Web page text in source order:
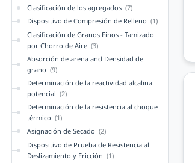
Clasificación de los agregados (7)
Dispositivo de Compresión de Relleno (1)
Clasificación de Granos Finos - Tamizado
por Chorro de Aire (3)
Absorción de arena and Densidad de
grano (9)
Determinación de la reactividad alcalina
potencial (2)
Determinación de la resistencia al choque
térmico (1)
Asignación de Secado (2)
Dispositivo de Prueba de Resistencia al
Deslizamiento y Fricción (1)